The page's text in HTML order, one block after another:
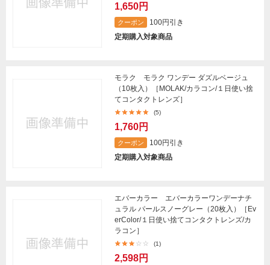
1,650円
クーポン
100円引き
定期購入対象商品
モラク モラク ワンデー ダズルベージュ
（10枚入）［MOLAK/カラコン/１日使い捨
てコンタクトレンズ］
(5)
1,760円
クーポン
100円引き
定期購入対象商品
エバーカラー エバーカラーワンデーナチ
ュラル パールスノーグレー（20枚入）［Ev
erColor/１日使い捨てコンタクトレンズ/カ
ラコン］
(1)
2,598円